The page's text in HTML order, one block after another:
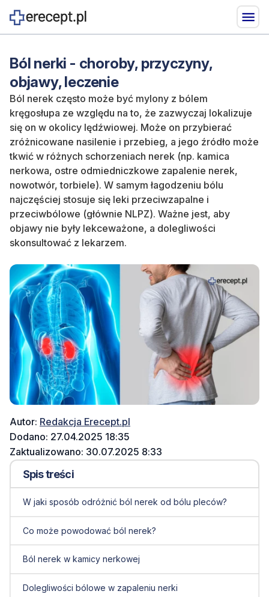
Ból nerki - choroby, przyczyny,
objawy, leczenie
Ból nerek często może być mylony z bólem
kręgosłupa ze względu na to, że zazwyczaj lokalizuje
się on w okolicy lędźwiowej. Może on przybierać
zróżnicowane nasilenie i przebieg, a jego źródło może
tkwić w różnych schorzeniach nerek (np. kamica
nerkowa, ostre odmiedniczkowe zapalenie nerek,
nowotwór, torbiele). W samym łagodzeniu bólu
najczęściej stosuje się leki przeciwzapalne i
przeciwbólowe (głównie NLPZ). Ważne jest, aby
objawy nie były lekceważone, a dolegliwości
skonsultować z lekarzem.
Autor: Redakcja Erecept.pl
Dodano: 27.04.2025 18:35
Zaktualizowano: 30.07.2025 8:33
Spis treści
W jaki sposób odróżnić ból nerek od bólu pleców?
Co może powodować ból nerek?
Ból nerek w kamicy nerkowej
Dolegliwości bólowe w zapaleniu nerki